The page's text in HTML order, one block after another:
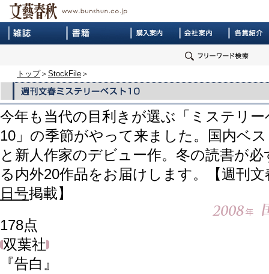
トップ＞ StockFile ＞
今年も当代の目利きが選ぶ「ミステリ
10」の季節がやって来ました。国内ベ
と新人作家のデビュー作。冬の読書が
る内外20作品をお届けします。【週刊文
日号掲載】
178点
双葉社
『告白』